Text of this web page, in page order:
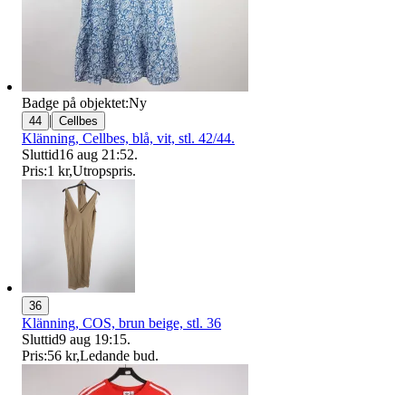
Badge på objektet:Ny
44 | Cellbes
Klänning, Cellbes, blå, vit, stl. 42/44.
Sluttid16 aug 21:52.
Pris:1 kr,Utropspris.
36
Klänning, COS, brun beige, stl. 36
Sluttid9 aug 19:15.
Pris:56 kr,Ledande bud.